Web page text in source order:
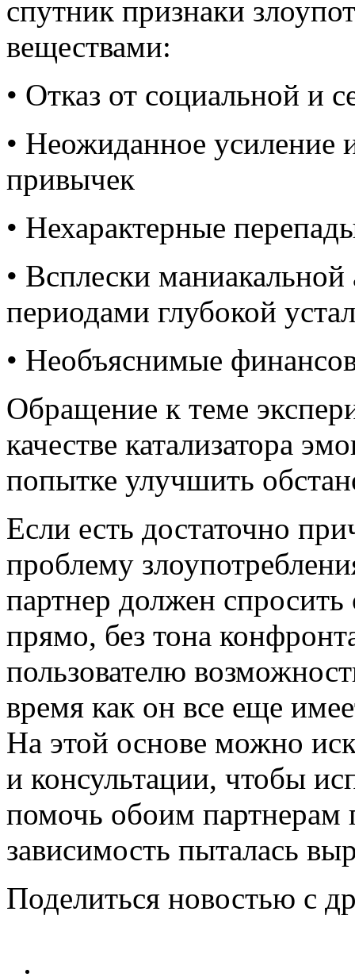
спутник признаки
веществами:
• Отказ от социальной и
• Неожиданное усиление
привычек
• Нехарактерные
• Всплески
периодами глубокой
• Необъяснимые
Обращение к теме
качестве катализатора
попытке улучшить
Если есть достаточно
проблему
партнер должен
прямо, без тона
пользователю
время как он все еще
На этой основе можно
и консультации, чтобы
помочь обоим партнерам
зависимость пыталась
Поделиться новостью с